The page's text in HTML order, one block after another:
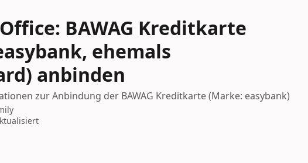
BAWAG Kreditkarte
ehemals
anbinden
zur Anbindung der BAWAG Kreditkarte (Marke: easybank)